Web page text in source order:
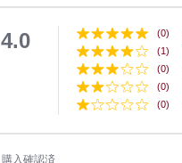
4.0
(0)
(1)
(0)
(0)
(0)
購入確認済